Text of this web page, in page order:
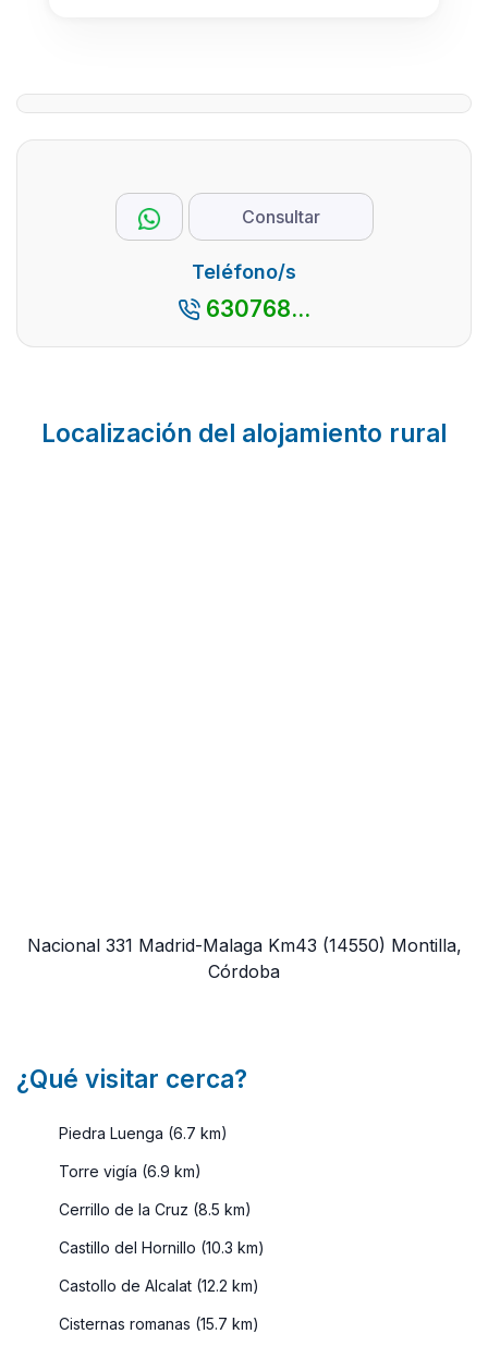
Consultar
Teléfono/s
630768...
Localización del alojamiento rural
Nacional 331 Madrid-Malaga Km43 (14550) Montilla,
Córdoba
¿Qué visitar cerca?
Piedra Luenga (6.7 km)
Torre vigía (6.9 km)
Cerrillo de la Cruz (8.5 km)
Castillo del Hornillo (10.3 km)
Castollo de Alcalat (12.2 km)
Cisternas romanas (15.7 km)